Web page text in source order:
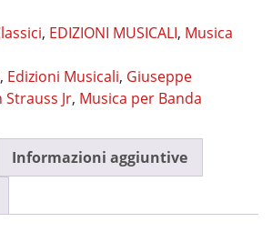
, EDIZIONI MUSICALI, Musica
, Edizioni Musicali, Giuseppe
Strauss Jr, Musica per Banda
Informazioni aggiuntive